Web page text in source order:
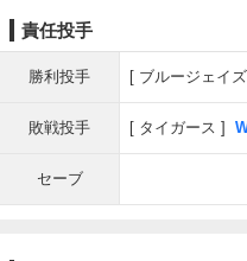
責任投手
勝利投手 ブルージェイズ
敗戦投手 タイガース
セーブ